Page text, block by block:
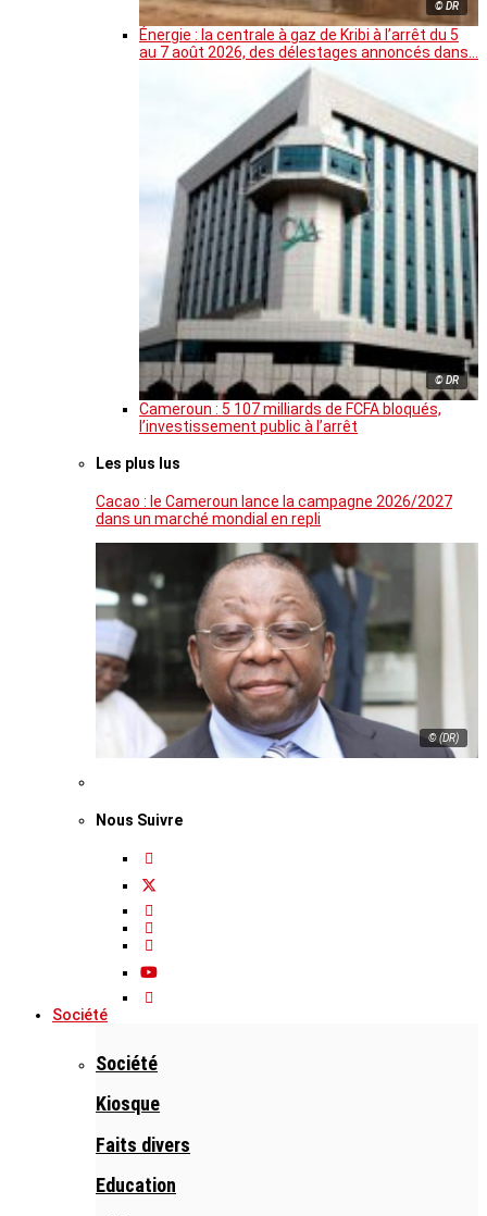
© DR
Énergie : la centrale à gaz de Kribi à l’arrêt du 5
au 7 août 2026, des délestages annoncés dans…
© DR
Cameroun : 5 107 milliards de FCFA bloqués,
l’investissement public à l’arrêt
Les plus lus
Cacao : le Cameroun lance la campagne 2026/2027
dans un marché mondial en repli
© (DR)
Nous Suivre
Société
Société
Kiosque
Faits divers
Education